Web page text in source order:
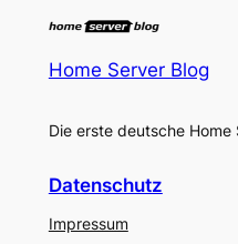
Home Server Blog
Die erste deutsche Home
Datenschutz
Impressum